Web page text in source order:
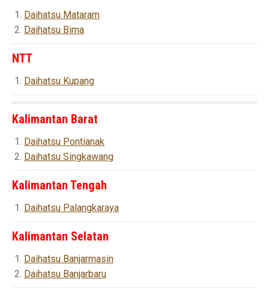
Daihatsu Mataram
Daihatsu Bima
NTT
Daihatsu Kupang
Kalimantan Barat
Daihatsu Pontianak
Daihatsu Singkawang
Kalimantan Tengah
Daihatsu Palangkaraya
Kalimantan Selatan
Daihatsu Banjarmasin
Daihatsu Banjarbaru